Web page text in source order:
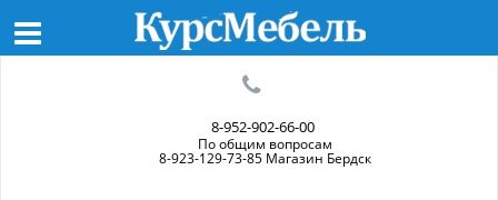
8-952-902-66-00
По общим вопросам
8-923-129-73-85 Магазин Бердск